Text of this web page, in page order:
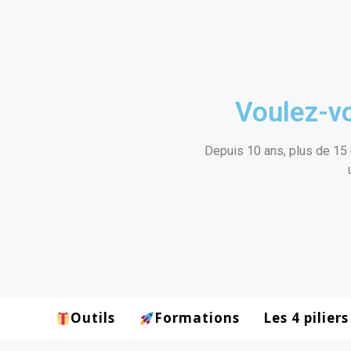
Voulez-
Depuis 10 ans, plus de
Outils Formations Les 4 piliers